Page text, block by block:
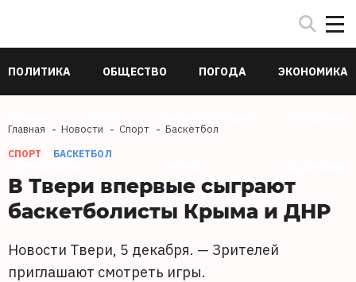
ПОЛИТИКА ОБЩЕСТВО ПОГОДА ЭКОНОМИКА
Главная Новости Спорт Баскетбол
СПОРТ БАСКЕТБОЛ
В Твери впервые сыграют
баскетболисты Крыма и ДНР
Новости Твери, 5 декабря. — Зрителей
приглашают смотреть игры.